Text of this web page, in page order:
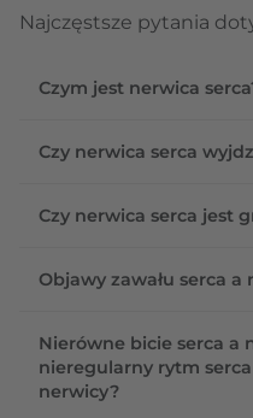
Najczęstsze pytania
Czym jest nerwica
Czy nerwica serca
Czy nerwica serca jest
Objawy zawału serca
Nierówne bicie serca a
nieregularny rytm
nerwicy?